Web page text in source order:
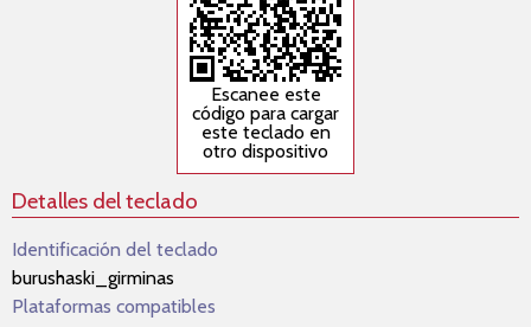
Escanee este
código para cargar
este teclado en
otro dispositivo
Detalles del teclado
Identificación del teclado
burushaski_girminas
Plataformas compatibles